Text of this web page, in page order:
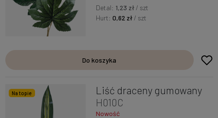
Detal: 1,23 zł / szt
Hurt:0,62 zł / szt
Do koszyka
Na topie
Liść draceny gumowany
H010C
Nowość